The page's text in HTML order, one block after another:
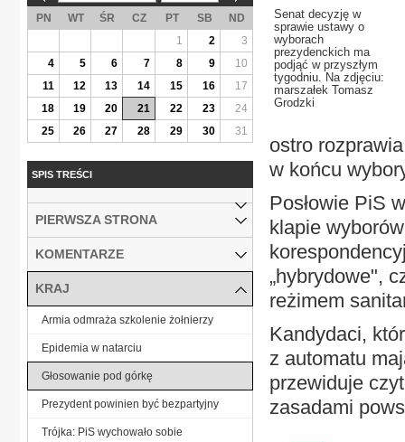
Senat decyzję w
sprawie ustawy o
wyborach
prezydenckich ma
podjąć w przyszłym
tygodniu. Na zdjęciu:
marszałek Tomasz
Grodzki
ostro
w końcu
Posłowie PiS
klapie
„hybrydowe",
reżimem
Kandydaci,
z automatu
przewiduje
zasadami
PN WT ŚR CZ PT SB
ND
1
2
3
4
5 6 7 8 9
10
11
12 13 14 15 16
17
18
19 20 21 22 23
24
25
26 27 28 29 30 31
SPIS TREŚCI
PIERWSZA STRONA
KOMENTARZE
KRAJ
Armia odmraża szkolenie żołnierzy
Epidemia w natarciu
Głosowanie pod górkę
Prezydent powinien być bezpartyjny
Trójka: PiS wychowało sobie